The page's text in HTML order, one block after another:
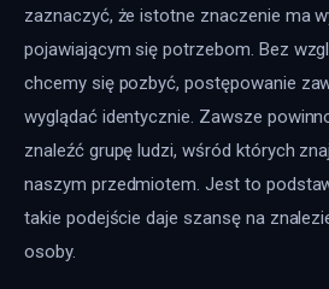
zaznaczyć, że istotne znaczenie ma
pojawiającym się potrzebom. Bez
chcemy się pozbyć, postępowanie
wyglądać identycznie. Zawsze
znaleźć grupę ludzi, wśród których
naszym przedmiotem. Jest to
takie podejście daje szansę na
osoby.